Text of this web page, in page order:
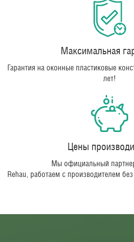
Максимальная
Гарантия на оконные пластиковые
лет!
Цены
Мы официальный
Rehau, работаем с производителем